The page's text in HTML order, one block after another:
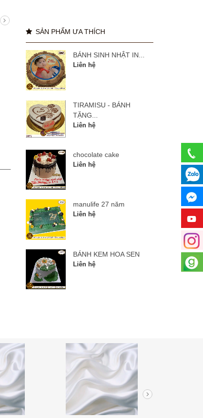
manulife 27 năm
SẢN PHẨM ƯA THÍCH
BÁNH SINH NHẬT IN...
Liên hệ
TIRAMISU - BÁNH
TẶNG...
Liên hệ
chocolate cake
Liên hệ
manulife 27 năm
Liên hệ
BÁNH KEM HOA SEN
Liên hệ